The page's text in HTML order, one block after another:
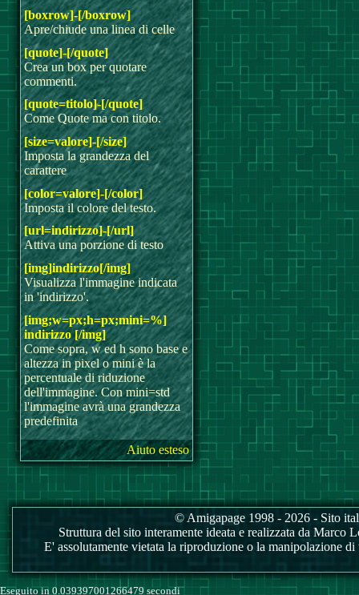
[boxrow]-[/boxrow]
Apre/chiude una linea di celle
[quote]-[/quote]
Crea un box per quotare
commenti.
[quote=titolo]-[/quote]
Come Quote ma con titolo.
[size=valore]-[/size]
Imposta la grandezza del
carattere
[color=valore]-[/color]
Imposta il colore del testo.
[url=indirizzo]-[/url]
Attiva una porzione di testo
[img]indirizzo[/img]
Visualizza l'immagine indicata
in 'indirizzo'.
[img;w=px;h=px;mini=%]
indirizzo [/img]
Come sopra, w ed h sono base e
altezza in pixel o mini è la
percentuale di riduzione
dell'immagine. Con mini=std
l'immagine avrà una grandezza
predefinita
Aiuto esteso
© Amigapage 1998 - 2026 - Sito
Struttura del sito interamente ideata e realizzata da
E' assolutamente vietata la riproduzione o la manipolazione
Eseguito in 0.039397001266479 secondi